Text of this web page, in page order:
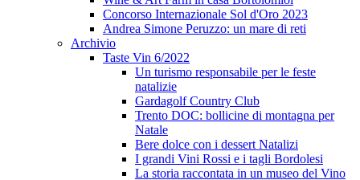
Concorso Internazionale Sol d'Oro 2023
Andrea Simone Peruzzo: un mare di reti
Archivio
Taste Vin 6/2022
Un turismo responsabile per le feste
natalizie
Gardagolf Country Club
Trento DOC: bollicine di montagna per
Natale
Bere dolce con i dessert Natalizi
I grandi Vini Rossi e i tagli Bordolesi
La storia raccontata in un museo del Vino